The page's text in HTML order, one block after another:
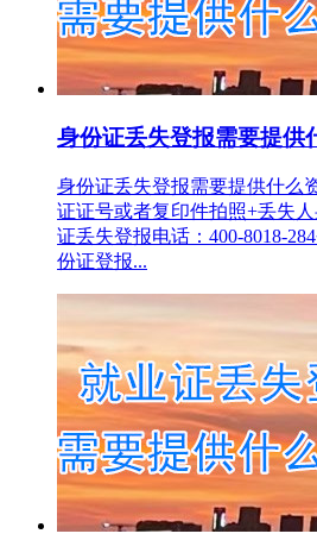
身份证丢失登报需要提供
身份证丢失登报需要提供什么
证证号或者复印件拍照+丢失
证丢失登报电话：400-8018-
份证登报...